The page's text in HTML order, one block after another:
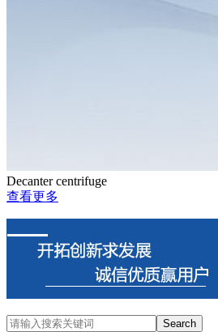
Decanter centrifuge
查看更多
Search